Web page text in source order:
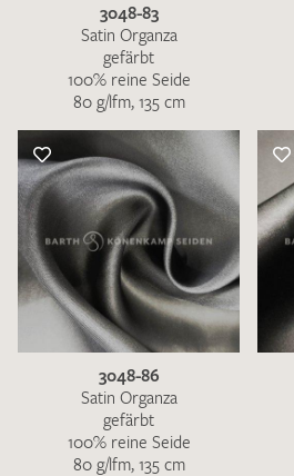
3048-83
Satin Organza
gefärbt
100% reine Seide
80 g/lfm, 135 cm
3048-86
Satin Organza
gefärbt
100% reine Seide
80 g/lfm, 135 cm